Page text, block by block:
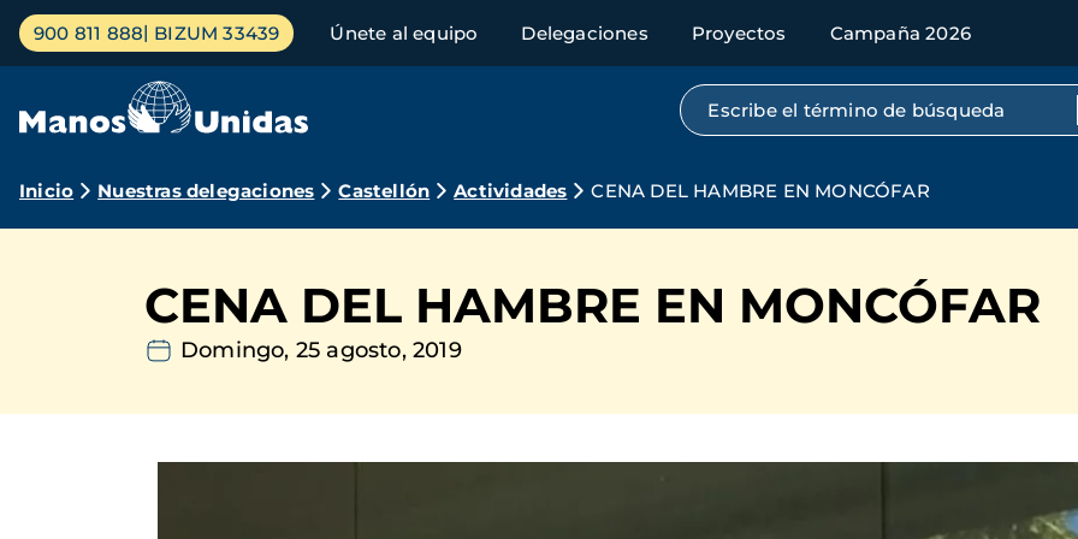
Pasar
contenido
Menú
principal
900 811 888 BIZUM 33439 Únete al equipo Delegaciones Proyectos Campaña 2026
Búsqueda por texto completo
Ruta
navegación
Inicio Nuestras delegaciones Castellón Actividades CENA DEL HAMBRE EN MONCÓFAR
CENA DEL HAMBRE EN MONCÓFAR
Domingo, 25 agosto, 2019